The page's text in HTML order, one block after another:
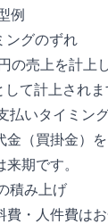
例
ングのずれ
の売上を計上
て計上されま
払いタイミン
金（買掛金）
期です。
積み上げ
・人件費は